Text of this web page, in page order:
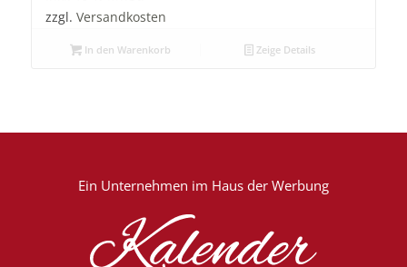
zzgl. Versandkosten
In den Warenkorb Zeige Details
Ein Unternehmen im Haus der Werbung